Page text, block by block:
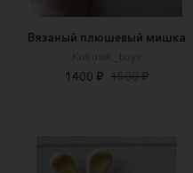
Вязаный плюшевый мишка
Kukusik_toys
1400 ₽ 1500 ₽